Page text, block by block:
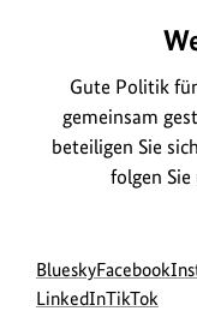
Gute Politik
gemeinsam
beteiligen Sie
folgen
Social
Media
Blueskyzur
Bluesky-
Facebookzur
LinkedInzur
zur
TikTok